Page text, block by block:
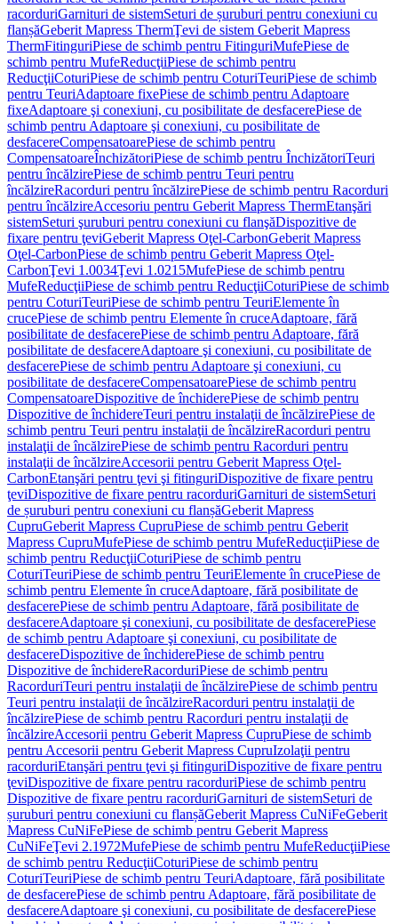
racorduriGarnituri de sistemSeturi de șuruburi pentru conexiuni cu
flanșăGeberit Mapress ThermŢevi de sistem Geberit Mapress
ThermFitinguriPiese de schimb pentru FitinguriMufePiese de
schimb pentru MufeReducţiiPiese de schimb pentru
ReducţiiCoturiPiese de schimb pentru CoturiTeuriPiese de schimb
pentru TeuriAdaptoare fixePiese de schimb pentru Adaptoare
fixeAdaptoare şi conexiuni, cu posibilitate de desfacerePiese de
schimb pentru Adaptoare şi conexiuni, cu posibilitate de
desfacereCompensatoarePiese de schimb pentru
CompensatoareÎnchizătoriPiese de schimb pentru ÎnchizătoriTeuri
pentru încălzirePiese de schimb pentru Teuri pentru
încălzireRacorduri pentru încălzirePiese de schimb pentru Racorduri
pentru încălzireAccesoriu pentru Geberit Mapress ThermEtanşări
sistemSeturi şuruburi pentru conexiuni cu flanşăDispozitive de
fixare pentru ţeviGeberit Mapress Oţel-CarbonGeberit Mapress
Oţel-CarbonPiese de schimb pentru Geberit Mapress Oţel-
CarbonŢevi 1.0034Ţevi 1.0215MufePiese de schimb pentru
MufeReducţiiPiese de schimb pentru ReducţiiCoturiPiese de schimb
pentru CoturiTeuriPiese de schimb pentru TeuriElemente în
crucePiese de schimb pentru Elemente în cruceAdaptoare, fără
posibilitate de desfacerePiese de schimb pentru Adaptoare, fără
posibilitate de desfacereAdaptoare şi conexiuni, cu posibilitate de
desfacerePiese de schimb pentru Adaptoare şi conexiuni, cu
posibilitate de desfacereCompensatoarePiese de schimb pentru
CompensatoareDispozitive de închiderePiese de schimb pentru
Dispozitive de închidereTeuri pentru instalaţii de încălzirePiese de
schimb pentru Teuri pentru instalaţii de încălzireRacorduri pentru
instalaţii de încălzirePiese de schimb pentru Racorduri pentru
instalaţii de încălzireAccesorii pentru Geberit Mapress Oţel-
CarbonEtanşări pentru ţevi şi fitinguriDispozitive de fixare pentru
ţeviDispozitive de fixare pentru racorduriGarnituri de sistemSeturi
de șuruburi pentru conexiuni cu flanșăGeberit Mapress
CupruGeberit Mapress CupruPiese de schimb pentru Geberit
Mapress CupruMufePiese de schimb pentru MufeReducţiiPiese de
schimb pentru ReducţiiCoturiPiese de schimb pentru
CoturiTeuriPiese de schimb pentru TeuriElemente în crucePiese de
schimb pentru Elemente în cruceAdaptoare, fără posibilitate de
desfacerePiese de schimb pentru Adaptoare, fără posibilitate de
desfacereAdaptoare şi conexiuni, cu posibilitate de desfacerePiese
de schimb pentru Adaptoare şi conexiuni, cu posibilitate de
desfacereDispozitive de închiderePiese de schimb pentru
Dispozitive de închidereRacorduriPiese de schimb pentru
RacorduriTeuri pentru instalaţii de încălzirePiese de schimb pentru
Teuri pentru instalaţii de încălzireRacorduri pentru instalaţii de
încălzirePiese de schimb pentru Racorduri pentru instalaţii de
încălzireAccesorii pentru Geberit Mapress CupruPiese de schimb
pentru Accesorii pentru Geberit Mapress CupruIzolaţii pentru
racorduriEtanşări pentru ţevi şi fitinguriDispozitive de fixare pentru
ţeviDispozitive de fixare pentru racorduriPiese de schimb pentru
Dispozitive de fixare pentru racorduriGarnituri de sistemSeturi de
șuruburi pentru conexiuni cu flanșăGeberit Mapress CuNiFeGeberit
Mapress CuNiFePiese de schimb pentru Geberit Mapress
CuNiFeŢevi 2.1972MufePiese de schimb pentru MufeReducţiiPiese
de schimb pentru ReducţiiCoturiPiese de schimb pentru
CoturiTeuriPiese de schimb pentru TeuriAdaptoare, fără posibilitate
de desfacerePiese de schimb pentru Adaptoare, fără posibilitate de
desfacereAdaptoare şi conexiuni, cu posibilitate de desfacerePiese